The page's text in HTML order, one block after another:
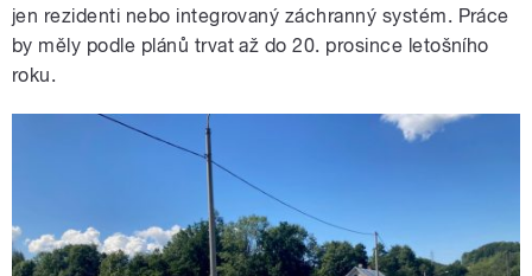
jen rezidenti nebo integrovaný záchranný systém. Práce
by měly podle plánů trvat až do 20. prosince letošního
roku.